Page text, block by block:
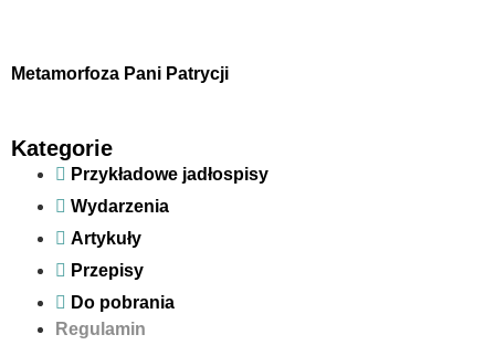
Metamorfoza Pani Patrycji
Kategorie
Przykładowe jadłospisy
Wydarzenia
Artykuły
Przepisy
Do pobrania
Regulamin